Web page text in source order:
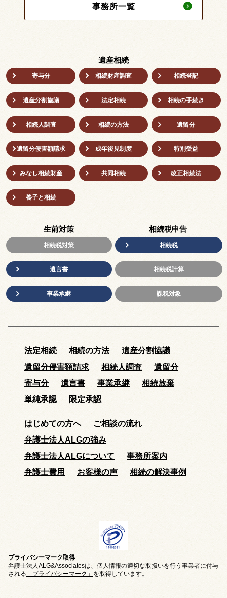
事務所一覧
遺産相続
寄与分 相続財産調査 相続登記
遺産分割協議 法定相続 相続の⼿続き
相続人調査 相続の方法 遺留分
遺留分侵害額請求 成年後⾒制度 特別受益
みなし相続財産 共同相続 改正相続法
養子と相続
生前対策
相続税対策
遺言書
事業承継
相続税申告
相続税
相続税計算
課税対象
法定相続 相続の方法
遺産分割協議
遺留分侵害額請求
相続人調査
遺留分
寄与分
遺言書 事業承継
相続放棄
単純承認
限定承認
はじめての方へ
ご相談の流れ
弁護士法人ALGの強み
弁護士法人ALGについて
事務所案内
弁護士費用
お客様の声 相続の解決事例
プライバシーマーク取得
弁護士法人ALG&Associatesは、個人情報の適切な取扱いを行う事業者に付与
される 「プライバシーマーク」 を取得しています。